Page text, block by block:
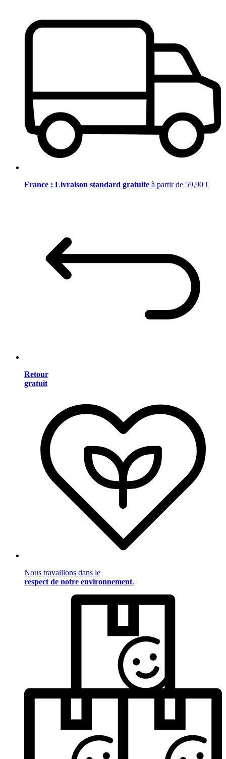
France : Livraison standard gratuite à partir de 59,90 €
Retour
gratuit
Nous travaillons dans le
respect de notre environnement.